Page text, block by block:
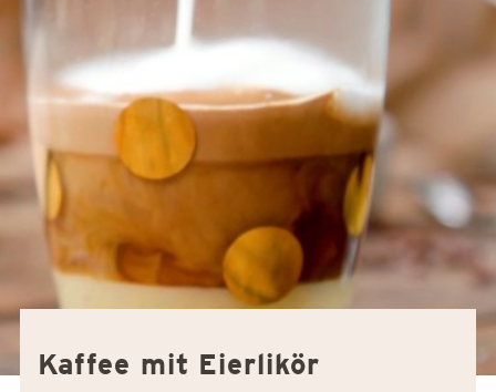
Kaffee mit Eierlikör